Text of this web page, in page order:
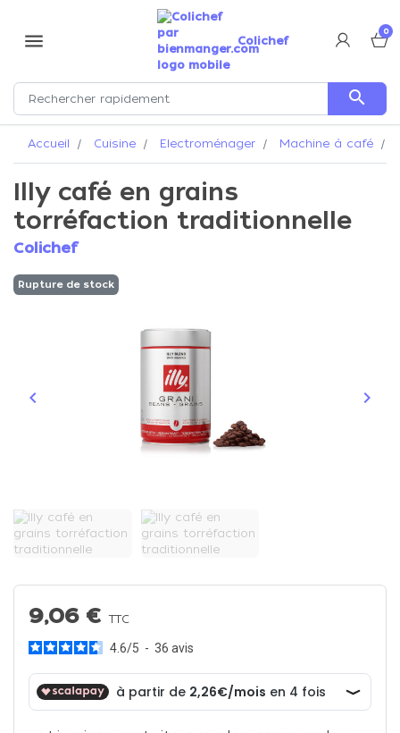
menu Colichef
0
search
Accueil Cuisine Electroménager Machine à café
Illy café en grains
torréfaction traditionnelle
Colichef
Rupture de stock
Précédent
keyboard_arrow_left keyboard_arrow_right
9,06 €TTC
4.6/5 - 36 avis